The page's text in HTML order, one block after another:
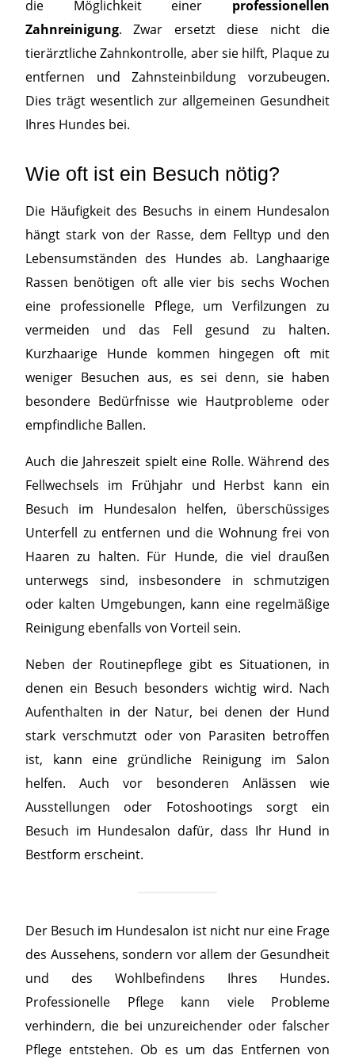
die Möglichkeit einer professionellen
Zahnreinigung. Zwar ersetzt diese nicht die
tierärztliche Zahnkontrolle, aber sie hilft, Plaque zu
entfernen und Zahnsteinbildung vorzubeugen.
Dies trägt wesentlich zur allgemeinen Gesundheit
Ihres Hundes bei.
Wie oft ist ein Besuch nötig?
Die Häufigkeit des Besuchs in einem Hundesalon
hängt stark von der Rasse, dem Felltyp und den
Lebensumständen des Hundes ab. Langhaarige
Rassen benötigen oft alle vier bis sechs Wochen
eine professionelle Pflege, um Verfilzungen zu
vermeiden und das Fell gesund zu halten.
Kurzhaarige Hunde kommen hingegen oft mit
weniger Besuchen aus, es sei denn, sie haben
besondere Bedürfnisse wie Hautprobleme oder
empfindliche Ballen.
Auch die Jahreszeit spielt eine Rolle. Während des
Fellwechsels im Frühjahr und Herbst kann ein
Besuch im Hundesalon helfen, überschüssiges
Unterfell zu entfernen und die Wohnung frei von
Haaren zu halten. Für Hunde, die viel draußen
unterwegs sind, insbesondere in schmutzigen
oder kalten Umgebungen, kann eine regelmäßige
Reinigung ebenfalls von Vorteil sein.
Neben der Routinepflege gibt es Situationen, in
denen ein Besuch besonders wichtig wird. Nach
Aufenthalten in der Natur, bei denen der Hund
stark verschmutzt oder von Parasiten betroffen
ist, kann eine gründliche Reinigung im Salon
helfen. Auch vor besonderen Anlässen wie
Ausstellungen oder Fotoshootings sorgt ein
Besuch im Hundesalon dafür, dass Ihr Hund in
Bestform erscheint.
Der Besuch im Hundesalon ist nicht nur eine Frage
des Aussehens, sondern vor allem der Gesundheit
und des Wohlbefindens Ihres Hundes.
Professionelle Pflege kann viele Probleme
verhindern, die bei unzureichender oder falscher
Pflege entstehen. Ob es um das Entfernen von